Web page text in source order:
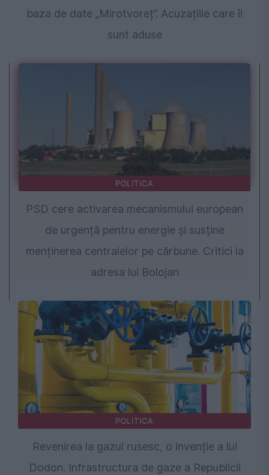
baza de date „Mirotvoreț”. Acuzațiile care îi
sunt aduse
POLITICA
PSD cere activarea mecanismului european
de urgență pentru energie și susține
menținerea centralelor pe cărbune. Critici la
adresa lui Bolojan
POLITICA
Revenirea la gazul rusesc, o invenție a lui
Dodon. Infrastructura de gaze a Republicii